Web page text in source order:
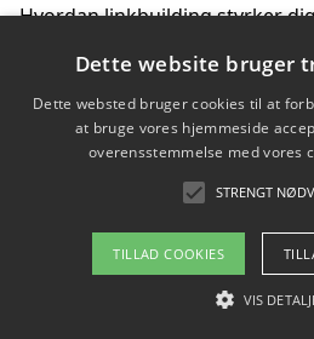
Hvordan linkbuilding styrker
Sådan har udviklingen inden
ændret sig
Copyright 2026 -
Om / kontakt
Dette website bruger
Dette websted bruger cookies til at
at bruge vores hjemmeside
overensstemmelse med vores
STRENGT
TILLAD COOKIES
VIS